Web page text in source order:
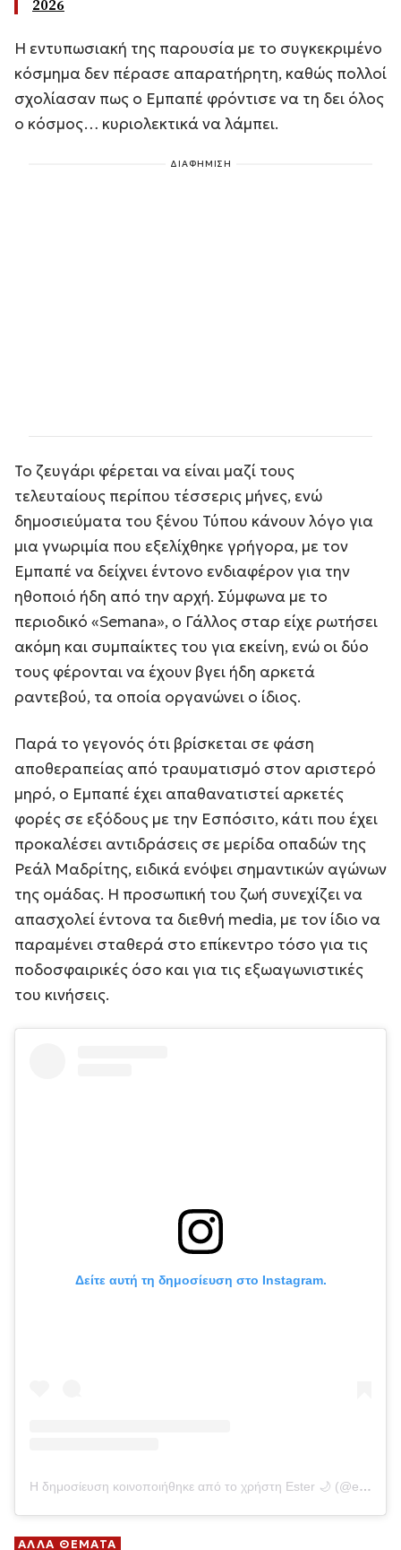
2026
Η εντυπωσιακή της παρουσία με το συγκεκριμένο
κόσμημα δεν πέρασε απαρατήρητη, καθώς πολλοί
σχολίασαν πως ο Εμπαπέ φρόντισε να τη δει όλος
ο κόσμος… κυριολεκτικά να λάμπει.
ΔΙΑΦΗΜΙΣΗ
Το ζευγάρι φέρεται να είναι μαζί τους
τελευταίους περίπου τέσσερις μήνες, ενώ
δημοσιεύματα του ξένου Τύπου κάνουν λόγο για
μια γνωριμία που εξελίχθηκε γρήγορα, με τον
Εμπαπέ να δείχνει έντονο ενδιαφέρον για την
ηθοποιό ήδη από την αρχή. Σύμφωνα με το
περιοδικό «Semana», ο Γάλλος σταρ είχε ρωτήσει
ακόμη και συμπαίκτες του για εκείνη, ενώ οι δύο
τους φέρονται να έχουν βγει ήδη αρκετά
ραντεβού, τα οποία οργανώνει ο ίδιος.
Παρά το γεγονός ότι βρίσκεται σε φάση
αποθεραπείας από τραυματισμό στον αριστερό
μηρό, ο Εμπαπέ έχει απαθανατιστεί αρκετές
φορές σε εξόδους με την Εσπόσιτο, κάτι που έχει
προκαλέσει αντιδράσεις σε μερίδα οπαδών της
Ρεάλ Μαδρίτης, ειδικά ενόψει σημαντικών αγώνων
της ομάδας. Η προσωπική του ζωή συνεχίζει να
απασχολεί έντονα τα διεθνή media, με τον ίδιο να
παραμένει σταθερά στο επίκεντρο τόσο για τις
ποδοσφαιρικές όσο και για τις εξωαγωνιστικές
του κινήσεις.
Δείτε αυτή τη δημοσίευση στο Instagram.
Η δημοσίευση κοινοποιήθηκε από το χρήστη Ester 🌙 (@ester_exposito)
ΑΛΛΑ ΘΕΜΑΤΑ